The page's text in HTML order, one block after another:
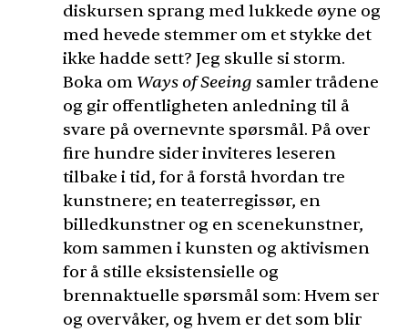
diskursen sprang med lukkede øyne og
med hevede stemmer om et stykke det
ikke hadde sett? Jeg skulle si storm.
Boka om Ways of Seeing samler trådene
og gir offentligheten anledning til å
svare på overnevnte spørsmål. På over
fire hundre sider inviteres leseren
tilbake i tid, for å forstå hvordan tre
kunstnere; en teaterregissør, en
billedkunstner og en scenekunstner,
kom sammen i kunsten og aktivismen
for å stille eksistensielle og
brennaktuelle spørsmål som: Hvem ser
og overvåker, og hvem er det som blir